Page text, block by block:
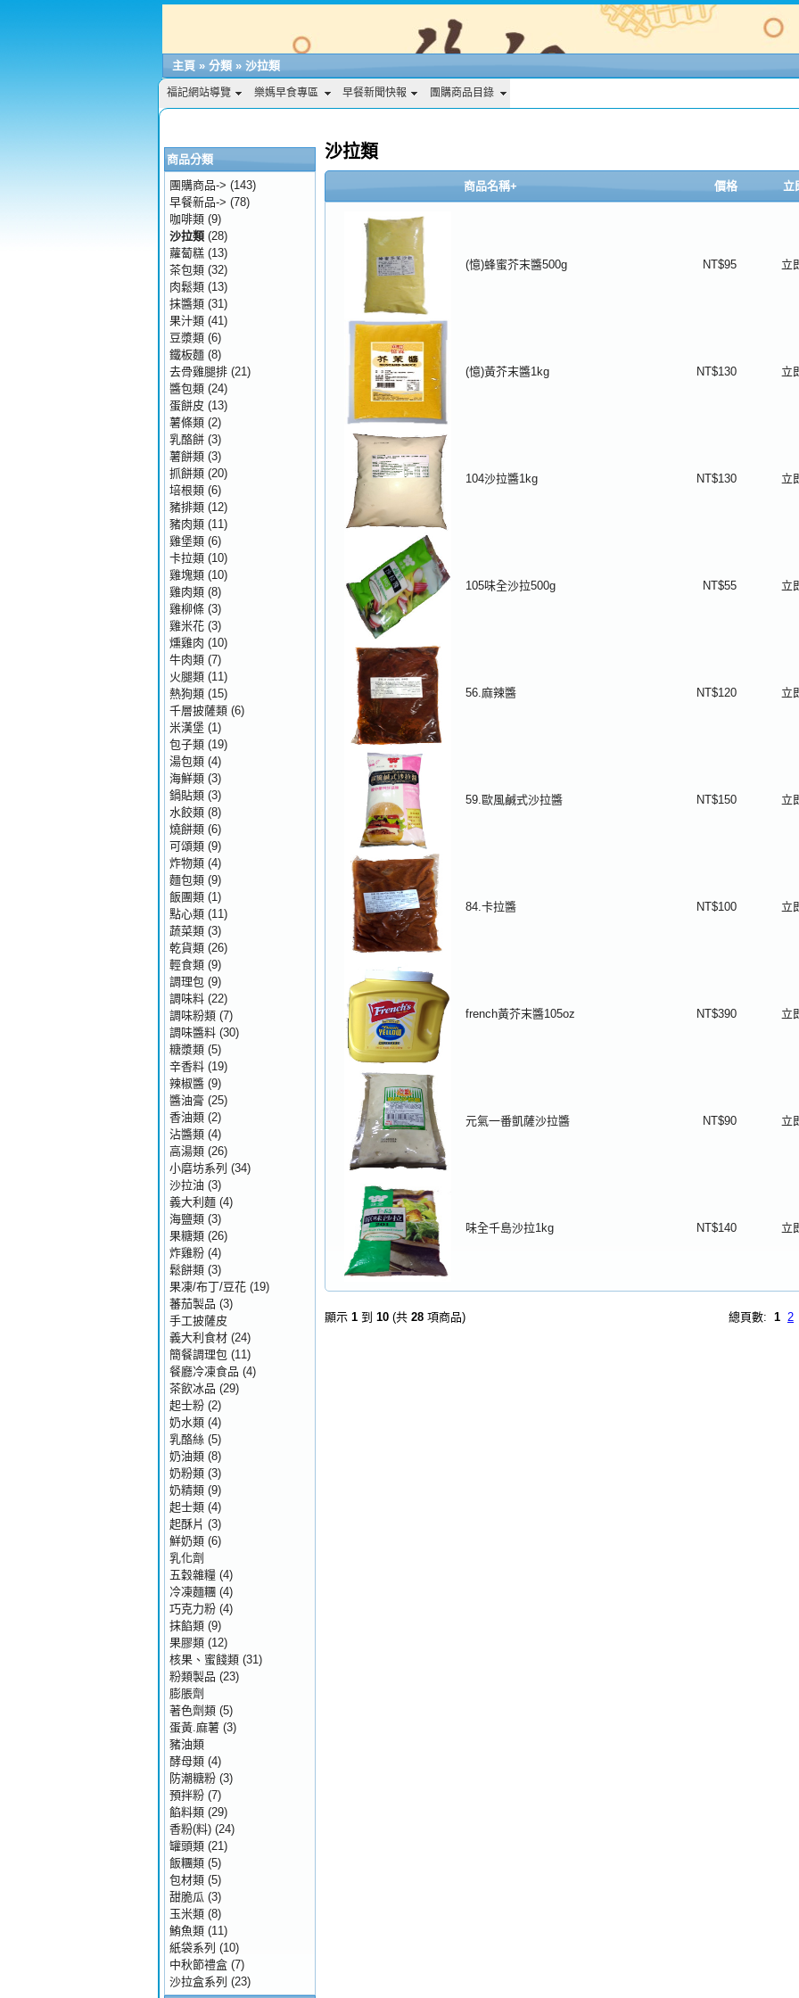
主頁 » 分類 » 沙拉類
福記網站導覽 樂媽早食專區 早餐新聞快報 團購商品目錄
沙拉類
商品名稱+ 價格 立
(憶)蜂蜜芥末醬500g NT$95 立
(憶)黃芥末醬1kg NT$130 立
104沙拉醬1kg NT$130 立
105味全沙拉500g NT$55 立
56.麻辣醬 NT$120 立
59.歐風鹹式沙拉醬 NT$150 立
84.卡拉醬 NT$100 立
french黃芥末醬105oz NT$390 立
元氣一番凱薩沙拉醬 NT$90 立
味全千島沙拉1kg NT$140 立
總頁數: 1 2
顯示 1 到 10 (共 28 項商品)
商品分類
團購商品-> (143)
早餐新品-> (78)
咖啡類 (9)
沙拉類 (28)
蘿蔔糕 (13)
茶包類 (32)
肉鬆類 (13)
抹醬類 (31)
果汁類 (41)
豆漿類 (6)
鐵板麵 (8)
去骨雞腿排 (21)
醬包類 (24)
蛋餅皮 (13)
薯條類 (2)
乳酪餅 (3)
薯餅類 (3)
抓餅類 (20)
培根類 (6)
豬排類 (12)
豬肉類 (11)
雞堡類 (6)
卡拉類 (10)
雞塊類 (10)
雞肉類 (8)
雞柳條 (3)
雞米花 (3)
燻雞肉 (10)
牛肉類 (7)
火腿類 (11)
熱狗類 (15)
千層披薩類 (6)
米漢堡 (1)
包子類 (19)
湯包類 (4)
海鮮類 (3)
鍋貼類 (3)
水餃類 (8)
燒餅類 (6)
可頌類 (9)
炸物類 (4)
麵包類 (9)
飯團類 (1)
點心類 (11)
蔬菜類 (3)
乾貨類 (26)
輕食類 (9)
調理包 (9)
調味料 (22)
調味粉類 (7)
調味醬料 (30)
糖漿類 (5)
辛香料 (19)
辣椒醬 (9)
醬油膏 (25)
香油類 (2)
沾醬類 (4)
高湯類 (26)
小磨坊系列 (34)
沙拉油 (3)
義大利麵 (4)
海鹽類 (3)
果糖類 (26)
炸雞粉 (4)
鬆餅類 (3)
果凍/布丁/豆花 (19)
蕃茄製品 (3)
手工披薩皮
義大利食材 (24)
簡餐調理包 (11)
餐廳冷凍食品 (4)
茶飲冰品 (29)
起士粉 (2)
奶水類 (4)
乳酪絲 (5)
奶油類 (8)
奶粉類 (3)
奶精類 (9)
起士類 (4)
起酥片 (3)
鮮奶類 (6)
乳化劑
五穀雜糧 (4)
冷凍麵糰 (4)
巧克力粉 (4)
抹餡類 (9)
果膠類 (12)
核果、蜜餞類 (31)
粉類製品 (23)
膨脹劑
著色劑類 (5)
蛋黃.麻薯 (3)
豬油類
酵母類 (4)
防潮糖粉 (3)
預拌粉 (7)
餡料類 (29)
香粉(料) (24)
罐頭類 (21)
飯糰類 (5)
包材類 (5)
甜脆瓜 (3)
玉米類 (8)
鮪魚類 (11)
紙袋系列 (10)
中秋節禮盒 (7)
沙拉盒系列 (23)